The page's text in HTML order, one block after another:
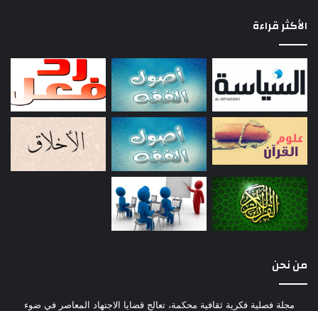
الأكثر قراءة
من نحن
مجلة فصلية فكرية ثقافية محكمة، تعالج قضايا الاجتهاد المعاصر في ضوء